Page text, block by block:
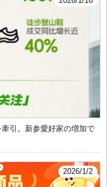
引。新参愛好家の増加で
2026/1/2